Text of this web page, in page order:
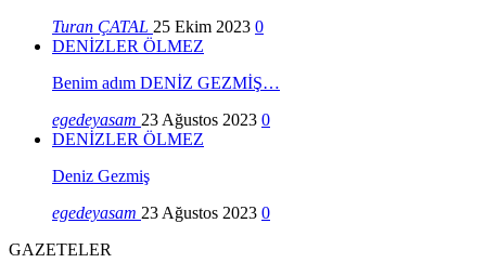
Turan ÇATAL 25 Ekim 2023 0
DENİZLER ÖLMEZ
Benim adım DENİZ GEZMİŞ…
egedeyasam 23 Ağustos 2023 0
DENİZLER ÖLMEZ
Deniz Gezmiş
egedeyasam 23 Ağustos 2023 0
GAZETELER